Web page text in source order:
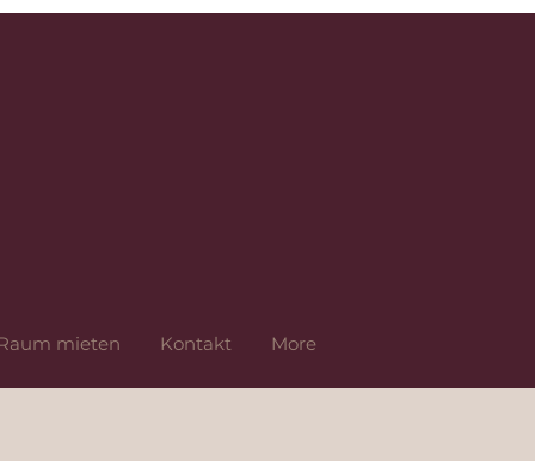
mieten Kontakt More